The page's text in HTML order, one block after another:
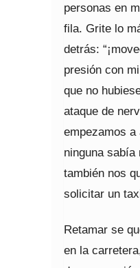
personas en
fila. Grite lo
detrás:
presión con
que no
ataque de
empezamos a
ninguna
también nos
solicitar un
Retamar se
en la